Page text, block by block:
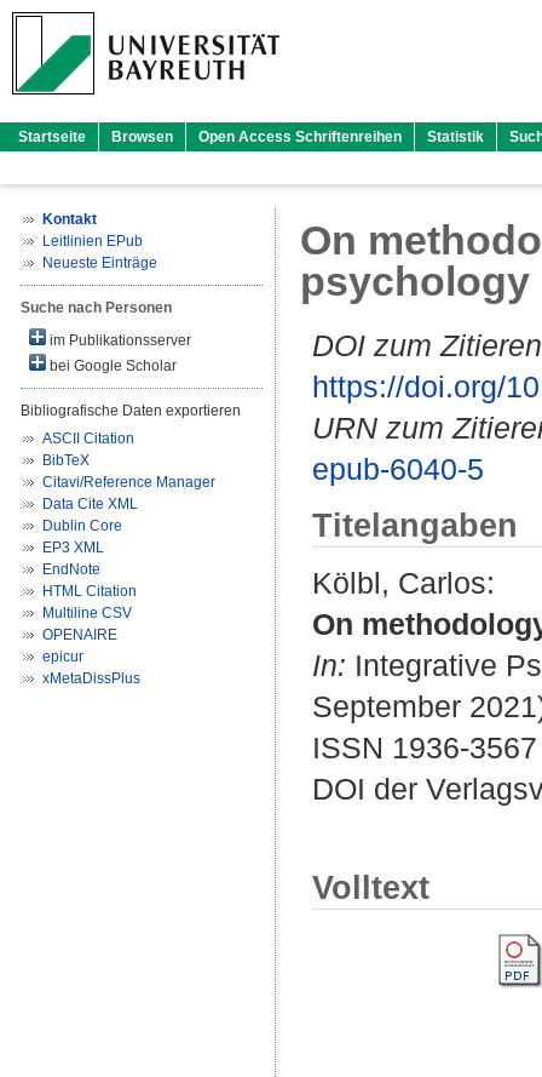
Startseite Browsen Open Access Schriftenreihen Statistik
Kontakt
Leitlinien EPub
Neueste Einträge
Suche nach Personen
im Publikationsserver
bei Google Scholar
Bibliografische Daten exportieren
ASCII Citation
BibTeX
Citavi/Reference Manager
Data Cite XML
Dublin Core
EP3 XML
EndNote
HTML Citation
Multiline CSV
OPENAIRE
epicur
xMetaDissPlus
On
psychology
DOI zum
https://doi.org/
URN zum
epub-6040-5
Titelangaben
Kölbl, Carlos:
On
In: Integrative
September
ISSN 1936-3567
DOI der
Volltext